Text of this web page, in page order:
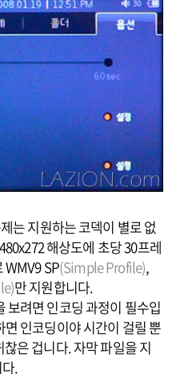
는 지원하는 코덱이 별로 없
해상도에 초당 30프레
WMV9 SP(Simple Profile),
만 지원합니다.
보려면 인코딩 과정이 필수입
인코딩이야 시간이 걸릴 뿐
은 겁니다. 자막 파일을 지
.